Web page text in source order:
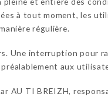
à tout moment, les
régulière.
Une interruption pour
aux
AU TI BREIZH,